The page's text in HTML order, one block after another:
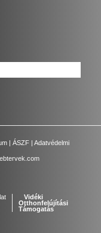
| ÁSZF| Adatvédelmi
Vidéki
Otthonfelújítási
Támogatás